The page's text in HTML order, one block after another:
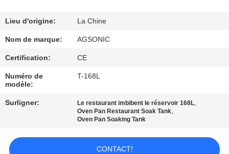
D'USINE
CONTRÔLE
DE
QUALITÉ
CONTACTEZ-
NOUS
Lieu d'origine: La Chine
Nom de marque: AGSONIC
Certification: CE
Numéro de
modèle:
T-168L
Surligner: Le restaurant imbibent le réservoir 168L,
Oven Pan Restaurant Soak Tank,
Oven Pan Soaking Tank
CONTACT!